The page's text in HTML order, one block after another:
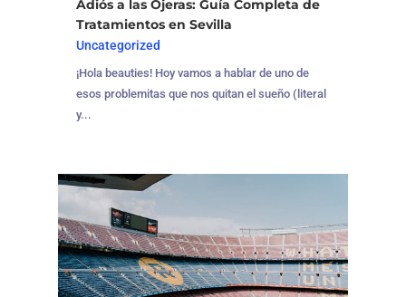
Adiós a las Ojeras: Guía Completa de
Tratamientos en Sevilla
Uncategorized
¡Hola beauties! Hoy vamos a hablar de uno de
esos problemitas que nos quitan el sueño (literal
y...